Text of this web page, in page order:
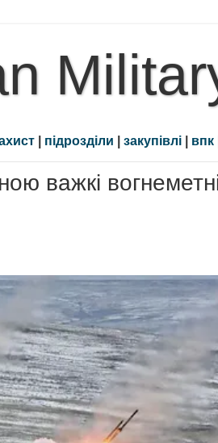
| підрозділи | закупівлі | впк
важкі